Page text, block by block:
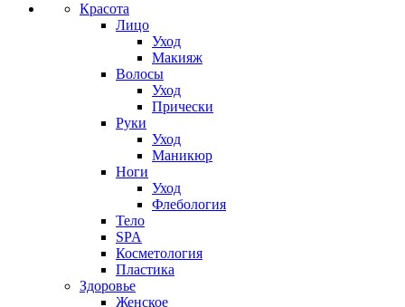
Красота
Лицо
Уход
Макияж
Волосы
Уход
Прически
Руки
Уход
Маникюр
Ноги
Уход
Флебология
Тело
SPA
Косметология
Пластика
Здоровье
Женское